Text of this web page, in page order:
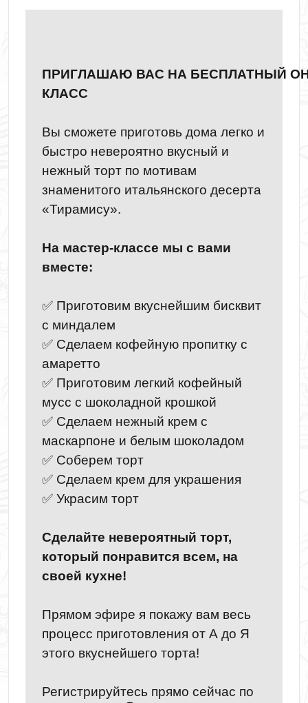
ПРИГЛАШАЮ ВАС НА БЕСПЛАТНЫЙ
КЛАСС
Вы сможете приготовь дома легко и
быстро невероятно вкусный и
нежный торт по мотивам
знаменитого итальянского десерта
«Тирамису».
На мастер-классе мы с вами
вместе:
✅ Приготовим вкуснейшим бисквит
с миндалем
✅ Сделаем кофейную пропитку с
амаретто
✅ Приготовим легкий кофейный
мусс с шоколадной крошкой
✅ Сделаем нежный крем с
маскарпоне и белым шоколадом
✅ Соберем торт
✅ Сделаем крем для украшения
✅ Украсим торт
Сделайте невероятный торт,
который понравится всем, на
своей кухне!
Прямом эфире я покажу вам весь
процесс приготовления от А до Я
этого вкуснейшего торта!
Регистрируйтесь прямо сейчас по